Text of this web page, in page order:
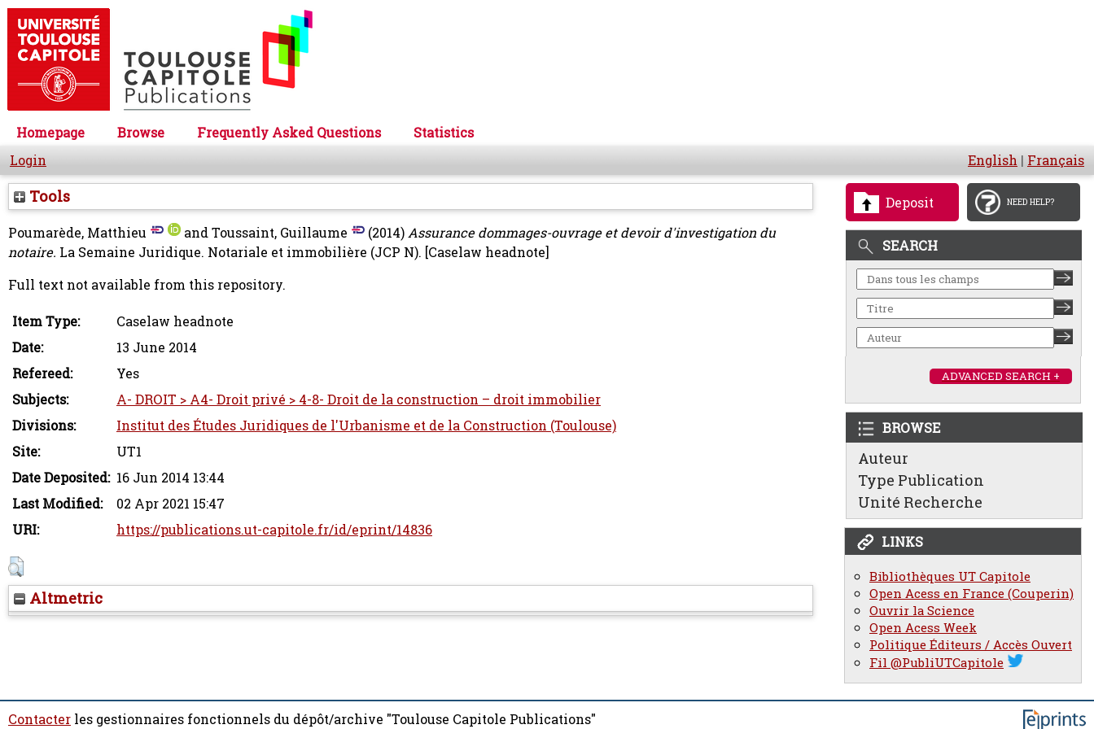
Homepage Browse Frequently Asked Questions
Statistics
Login
English | Français
Deposit NEED HELP?
SEARCH
ADVANCED SEARCH +
BROWSE
Auteur
Type Publication
Unité Recherche
LINKS
Bibliothèques UT Capitole
Open Acess en France (Couperin)
Ouvrir la Science
Open Acess Week
Politique Éditeurs / Accès Ouvert
Fil @PubliUTCapitole
Tools
Poumarède, Matthieu andToussaint, Guillaume (2014)Assurance dommages-ouvrage et devoir d'investigation du
notaire. La Semaine Juridique. Notariale et immobilière (JCP N). [Caselaw headnote]
Full text not available from this repository.
Item Type:
Caselaw headnote
Date:
13 June 2014
Refereed:
Yes
Subjects:
A- DROIT > A4- Droit privé > 4-8- Droit de la construction – droit immobilier
Divisions:
Institut des Études Juridiques de l'Urbanisme et de la Construction (Toulouse)
Site:
UT1
Date Deposited: 16 Jun 2014 13:44
Last Modified:
02 Apr 2021 15:47
URI:
https://publications.ut-capitole.fr/id/eprint/14836
Altmetric
Contacter les gestionnaires fonctionnels du dépôt/archive "Toulouse Capitole Publications"